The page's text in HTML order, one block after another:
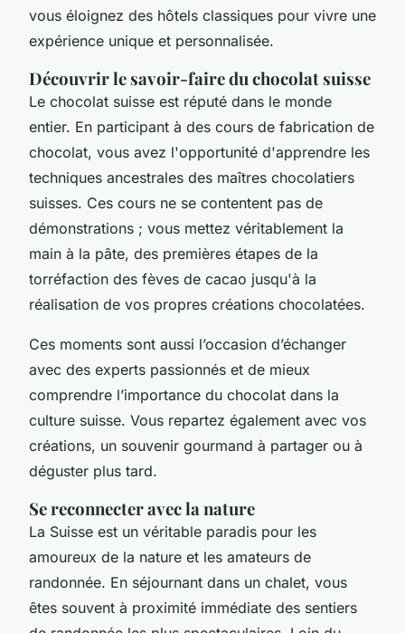
vous éloignez des hôtels classiques pour vivre une
expérience unique et personnalisée.
Découvrir le savoir-faire du chocolat suisse
Le chocolat suisse est réputé dans le monde
entier. En participant à des cours de fabrication de
chocolat, vous avez l'opportunité d'apprendre les
techniques ancestrales des maîtres chocolatiers
suisses. Ces cours ne se contentent pas de
démonstrations ; vous mettez véritablement la
main à la pâte, des premières étapes de la
torréfaction des fèves de cacao jusqu'à la
réalisation de vos propres créations chocolatées.
Ces moments sont aussi l’occasion d’échanger
avec des experts passionnés et de mieux
comprendre l’importance du chocolat dans la
culture suisse. Vous repartez également avec vos
créations, un souvenir gourmand à partager ou à
déguster plus tard.
Se reconnecter avec la nature
La Suisse est un véritable paradis pour les
amoureux de la nature et les amateurs de
randonnée. En séjournant dans un chalet, vous
êtes souvent à proximité immédiate des sentiers